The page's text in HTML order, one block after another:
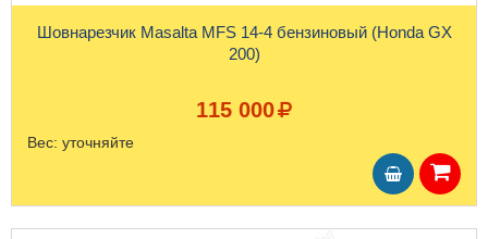
Шовнарезчик Masalta MFS 14-4 бензиновый (Honda GX
200)
115 000
Вес: уточняйте